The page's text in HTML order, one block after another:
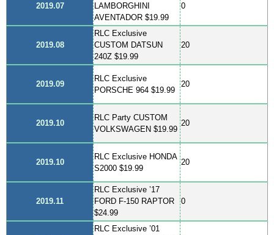
2019.07
LAMBORGHINI
AVENTADOR $19.99
0
2019.08
RLC Exclusive
CUSTOM DATSUN
240Z $19.99
20
2019.09
RLC Exclusive
PORSCHE 964 $19.99
20
2019.10
RLC Party CUSTOM
VOLKSWAGEN $19.99
20
2019.10
RLC Exclusive HONDA
S2000 $19.99
20
2019.11
RLC Exclusive ’17
FORD F-150 RAPTOR
$24.99
0
RLC Exclusive ’01